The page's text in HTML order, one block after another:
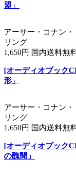
盟」
アーサー・コナン
リング
1,650円 国内送料無
[オーディオブック
形」
アーサー・コナン
リング
1,650円 国内送料無
[オーディオブック
の醜聞」